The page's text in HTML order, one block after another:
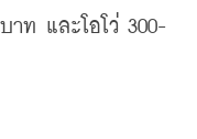
าท และโอโว่ 300-